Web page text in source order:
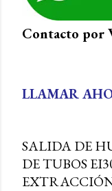
Contacto por
LLAMAR
SALIDA DE
DE TUBOS